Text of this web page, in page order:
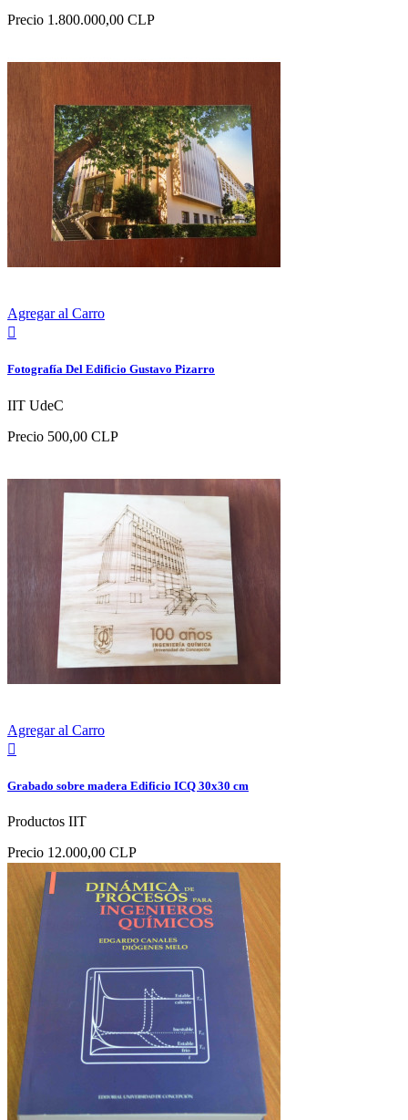
Precio 1.800.000,00 CLP
Agregar al Carro

Fotografía Del Edificio Gustavo Pizarro
IIT UdeC
Precio 500,00 CLP
Agregar al Carro

Grabado sobre madera Edificio ICQ 30x30 cm
Productos IIT
Precio 12.000,00 CLP